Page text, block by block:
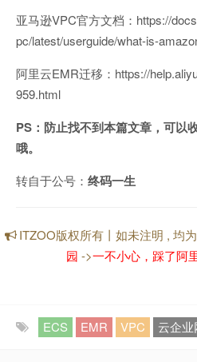
亚马逊VPC官方文档：https://
pc/latest/userguide/what-is-
阿里云EMR迁移：https://
959.html
PS：防止找不到本篇文章，可以
哦。
转自于公号： 终码一生
ITZOO版权所有丨如未注明 , 均
园 ->一不小心，踩了阿
ECS EMR VPC 云企业